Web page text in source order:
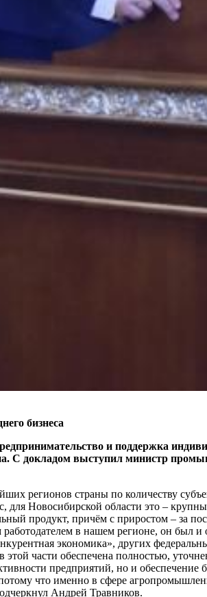
бизнеса
и поддержка
С докладом выступил министр
регионов страны по количеству
для Новосибирской области это –
продукт, причём с приростом – за
в нашем регионе, он был
экономика», других
части обеспечена полностью,
предприятий, но и обеспечение
что именно в сфере
Андрей Травников.